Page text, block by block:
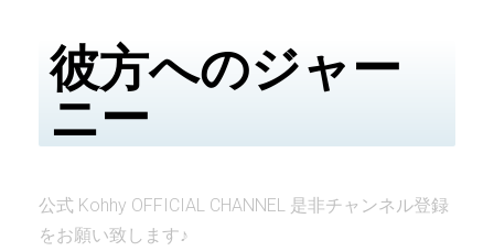
彼方へのジャー
ニー
公式 Kohhy OFFICIAL CHANNEL 是非チャンネル登録
をお願い致します♪